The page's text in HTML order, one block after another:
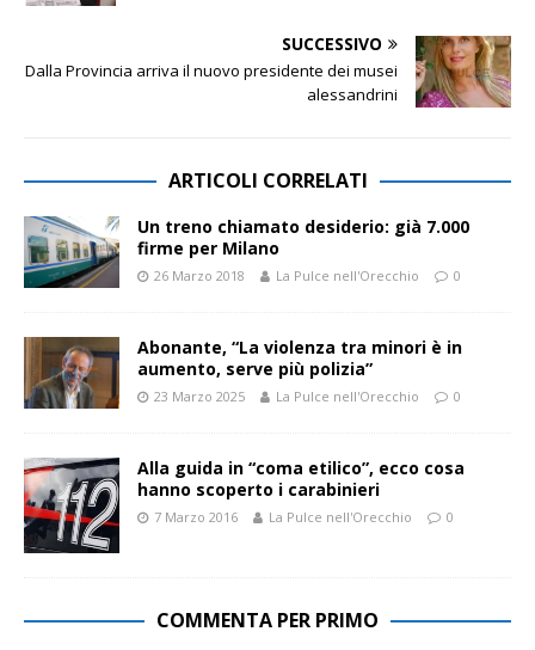
SUCCESSIVO
Dalla Provincia arriva il nuovo presidente dei musei
alessandrini
ARTICOLI CORRELATI
Un treno chiamato desiderio: già 7.000
firme per Milano
26 Marzo 2018 La Pulce nell'Orecchio 0
Abonante, “La violenza tra minori è in
aumento, serve più polizia”
23 Marzo 2025 La Pulce nell'Orecchio 0
Alla guida in “coma etilico”, ecco cosa
hanno scoperto i carabinieri
7 Marzo 2016 La Pulce nell'Orecchio 0
COMMENTA PER PRIMO